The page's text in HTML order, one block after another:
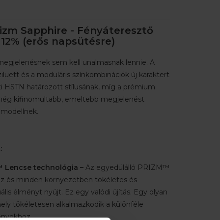
Sapphire - Fényáteresztő
(erős napsütésre)
sem kell unalmasnak lennie. A
és a moduláris színkombinációk új karaktert
HSTN határozott stílusának, míg a prémium
kifinomultabb, emeltebb megjelenést
Lencse technológia – Az egyedülálló PRIZM™
és minden környezetben tökéletes és
élményt nyújt. Ez egy valódi újítás. Egy olyan
tökéletesen alkalmazkodik a különféle